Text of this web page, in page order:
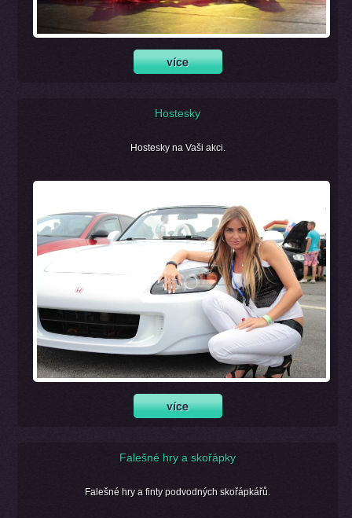
Hostesky
Hostesky na Vaši akci.
Falešné hry a skořápky
Falešné hry a finty podvodných skořápkářů.